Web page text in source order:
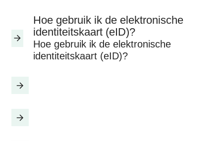
Hoe gebruik ik de elektronische
identiteitskaart (eID)?
Hoe gebruik ik de elektronische
identiteitskaart (eID)?